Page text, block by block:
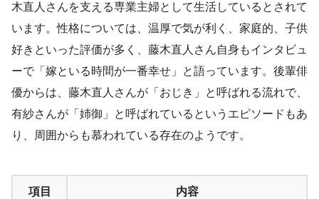
木直人さんを支える専業主婦として生活しているとされて
います。性格については、温厚で気が利く、家庭的、子供
好きといった評価が多く、藤木直人さん自身もインタビュ
ーで「嫁といる時間が一番幸せ」と語っています。後輩俳
優からは、藤木直人さんが「おじき」と呼ばれる流れで、
有紗さんが「姉御」と呼ばれているというエピソードもあ
り、周囲からも慕われている存在のようです。
項目 内容